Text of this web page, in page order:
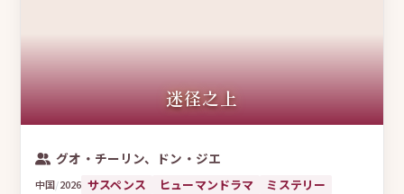
迷径之上
グオ・チーリン、ドン・ジエ
中国/2026 サスペンス ヒューマンドラマ ミステリー